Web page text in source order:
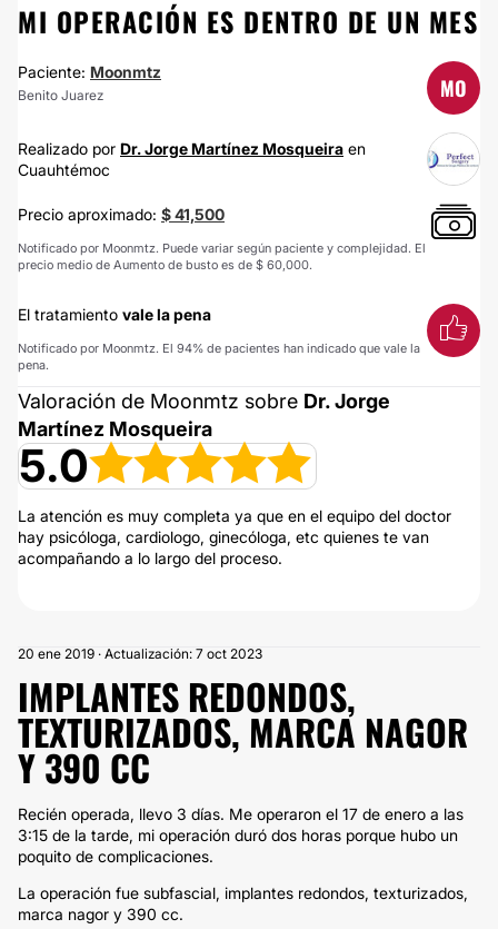
MI OPERACIÓN ES DENTRO DE UN MES
Paciente: Moonmtz
Benito Juarez MO
Realizado por Dr. Jorge Martínez Mosqueira en
Cuauhtémoc
Precio aproximado: $ 41,500
Notificado por Moonmtz. Puede variar según paciente y complejidad. El
precio medio de Aumento de busto es de $ 60,000.
El tratamiento vale la pena
Notificado por Moonmtz. El 94% de pacientes han indicado que vale la
pena.
Valoración de Moonmtz sobre Dr. Jorge
Martínez Mosqueira
5.0
La atención es muy completa ya que en el equipo del doctor
hay psicóloga, cardiologo, ginecóloga, etc quienes te van
acompañando a lo largo del proceso.
20 ene 2019 · Actualización: 7 oct 2023
IMPLANTES REDONDOS,
TEXTURIZADOS, MARCA NAGOR
Y 390 CC
Recién operada, llevo 3 días. Me operaron el 17 de enero a las
3:15 de la tarde, mi operación duró dos horas porque hubo un
poquito de complicaciones.
La operación fue subfascial, implantes redondos, texturizados,
marca nagor y 390 cc.